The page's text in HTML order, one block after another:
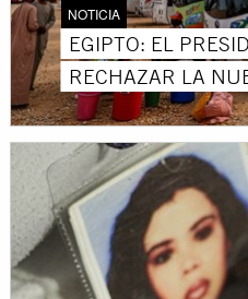
NOTICIA
EGIPTO: EL
RECHAZAR LA